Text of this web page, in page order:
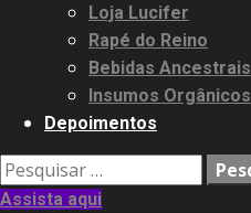
Loja Lucifer
Rapé do Reino
Bebidas Ancestrais
Insumos Orgânicos
Depoimentos
Pesquisar
por:
Assista aqui